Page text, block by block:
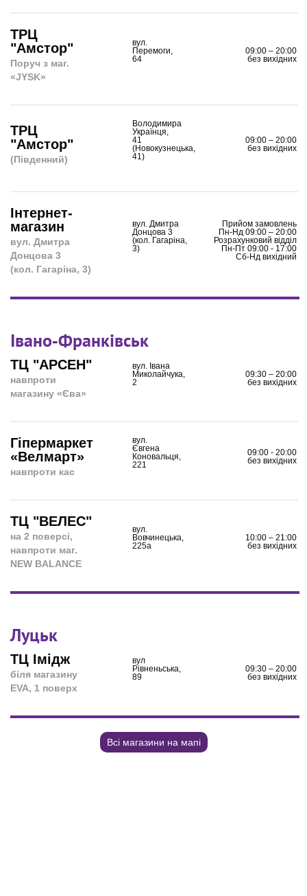
ТРЦ
"Амстор"
Поруч з маг.
«JYSK»
вул.
Перемоги,
64
09:00 – 20:00
без вихідних
ТРЦ
"Амстор"
(Південний)
Володимира
Українця,
41
(Новокузнецька,
41)
09:00 – 20:00
без вихідних
Інтернет-
магазин
вул. Дмитра
Донцова 3
(кол. Гагаріна, 3)
вул. Дмитра
Донцова 3
(кол. Гагаріна,
3)
Прийом замовлень
Пн-Нд 09:00 – 20:00
Розрахунковий відділ
Пн-Пт 09:00 - 17:00
Сб-Нд вихідний
Івано-Франківськ
ТЦ "АРСЕН"
навпроти
магазину «Єва»
вул. Івана
Миколайчука,
2
09:30 – 20:00
без вихідних
Гіпермаркет
«Велмарт»
навпроти кас
вул.
Євгена
Коновальця,
221
09:00 - 20:00
без вихідних
ТЦ "ВЕЛЕС"
на 2 поверсі,
навпроти маг.
NEW BALANCE
вул.
Вовчинецька,
225а
10:00 – 21:00
без вихідних
Луцьк
ТЦ Імідж
біля магазину
EVA, 1 поверх
вул
Рівненьська,
89
09:30 – 20:00
без вихідних
Всі магазини на мапі